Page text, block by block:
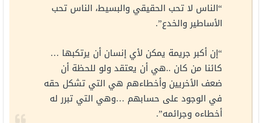
“الناس لا تحب الحقيقي والبسيط، الناس تحب
الأساطير والخدع”.
“إن أكبر جريمة يمكن لأي إنسان أن يرتكبها …
كائنا من كان ..هي أن يعتقد ولو للحظة أن
ضعف الأخريين وأخطاءهم هي التي تشكل حقه
في الوجود على حسابهم …وهي التي تبرر له
أخطاءه وجرائمه”.